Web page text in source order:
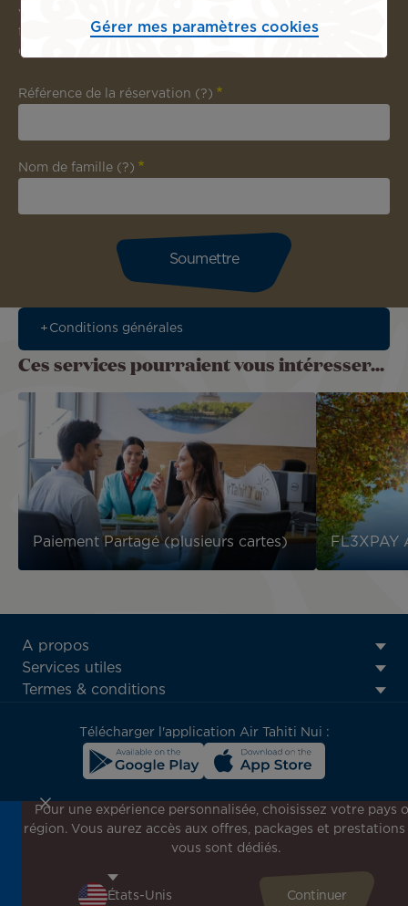
votre référence de réservation ou le numéro de billet
fourni par votre agence de voyages ou indiqué dans votre
e-mail de confirmation.
Référence de la réservation (?)
Nom de famille (?)
Conditions générales
Ces services pourraient vous intéresser...
Paiement Partagé (plusieurs cartes) FL3XPAY
ATN:
Footer
menu
A propos
Services utiles
Termes & conditions
Télécharger l'application Air Tahiti Nui :
Inscrivez-vous à notre newsletter !
Recevez en avant-première toutes nos offres spéciales et
l'inspiration pour votre prochain voyage !
Pour une expérience personnalisée, choisissez votre pays
région. Vous aurez accès aux offres, packages et prestations
vous sont dédiés.
Gérer mes paramètres cookies